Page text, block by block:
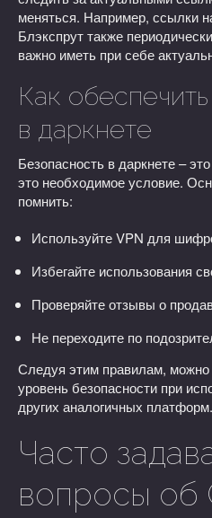
меняться. Например, ссылки
Блэкспрут также
важно иметь при себе
Как
в даркнете
Безопасность в даркнете –
это необходимое условие.
помнить:
Используйте VPN для
Избегайте использования
Проверяйте отзывы о
Не переходите по
Следуя этим правилам, можно
уровень безопасности при
других аналогичных платформ.
Часто
вопросы об